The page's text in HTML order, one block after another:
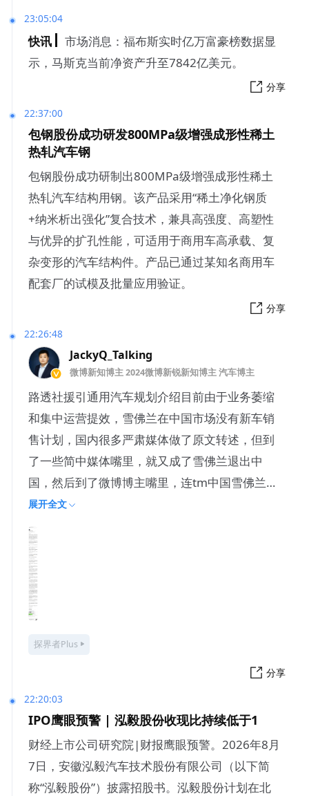
23:05:04
快讯
市场消息：福布斯实时亿万富豪榜数据显
示，马斯克当前净资产升至7842亿美元。
分享
22:37:00
包钢股份成功研发800MPa级增强成形性稀土
热轧汽车钢
包钢股份成功研制出800MPa级增强成形性稀土
热轧汽车结构用钢。该产品采用“稀土净化钢质
+纳米析出强化”复合技术，兼具高强度、高塑性
与优异的扩孔性能，可适用于商用车高承载、复
杂变形的汽车结构件。产品已通过某知名商用车
配套厂的试模及批量应用验证。
分享
22:26:48
JackyQ_Talking
微博新知博主 2024微博新锐新知博主 汽车博主
路透社援引通用汽车规划介绍目前由于业务萎缩
和集中运营提效，雪佛兰在中国市场没有新车销
售计划，国内很多严肃媒体做了原文转述，但到
了一些简中媒体嘴里，就又成了雪佛兰退出中
国，然后到了微博博主嘴里，连tm中国雪佛兰退
出纪念日的图都做好了。
展开全文
探界者Plus
分享
22:20:03
IPO鹰眼预警 | 泓毅股份收现比持续低于1
财经上市公司研究院|财报鹰眼预警。2026年8月
7日，安徽泓毅汽车技术股份有限公司（以下简
称“泓毅股份”）披露招股书。泓毅股份计划在北